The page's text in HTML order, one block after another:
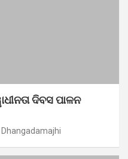
ଦିବସ ପାଳନ